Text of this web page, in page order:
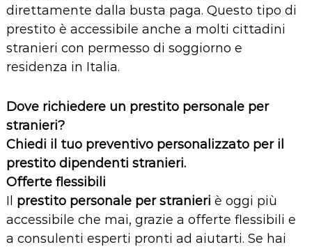
direttamente dalla busta paga. Questo tipo di
prestito è accessibile anche a molti cittadini
stranieri con permesso di soggiorno e
residenza in Italia.
Dove richiedere un prestito personale per
stranieri?
Chiedi il tuo preventivo personalizzato per il
prestito dipendenti stranieri.
Offerte flessibili
Il prestito personale per stranieri è oggi più
accessibile che mai, grazie a offerte flessibili e
a consulenti esperti pronti ad aiutarti. Se hai